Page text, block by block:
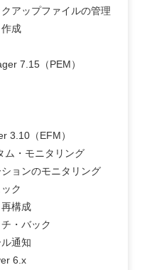
アップファイルの管理
成
7.15（PEM）
3.10（EFM）
・モニタリング
ョンのモニタリング
ク
構成
・バック
通知
6.x